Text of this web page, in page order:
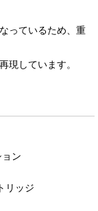
っているため、重
現しています。
ン
リッジ